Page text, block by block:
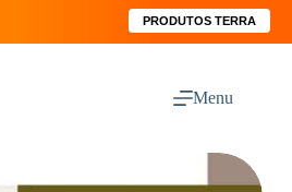
PRODUTOS TERRA
Menu